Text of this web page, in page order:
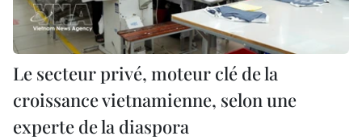
Le secteur privé, moteur clé de la
croissance vietnamienne, selon une
experte de la diaspora